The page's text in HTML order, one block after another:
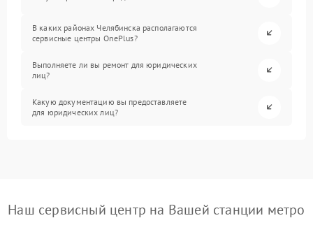
В каких районах Челябинска располагаются
сервисные центры OnePlus?
Выполняете ли вы ремонт для юридических
лиц?
Какую документацию вы предоставляете
для юридических лиц?
Наш сервисный центр на Вашей станции метро